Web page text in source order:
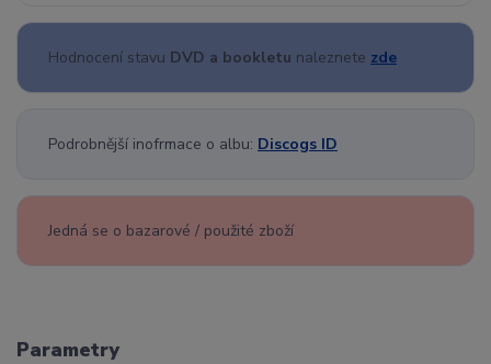
Hodnocení stavu DVD a bookletu naleznete zde
Podrobnější inofrmace o albu: Discogs ID
Jedná se o bazarové / použité zboží
Parametry